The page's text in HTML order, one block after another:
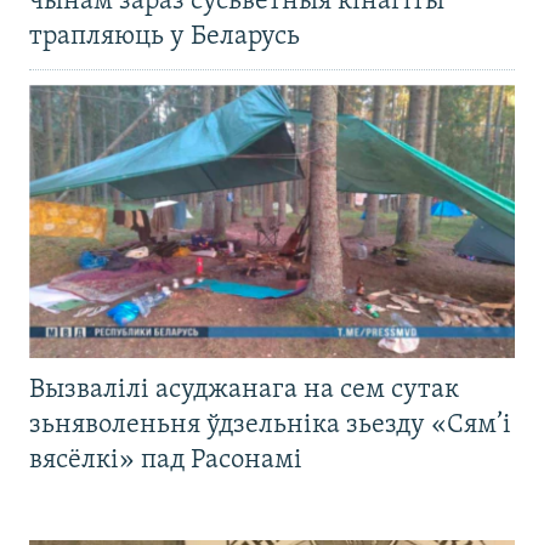
трапляюць у Беларусь
Вызвалілі асуджанага на сем сутак
зьняволеньня ўдзельніка зьезду «Сям’і
вясёлкі» пад Расонамі